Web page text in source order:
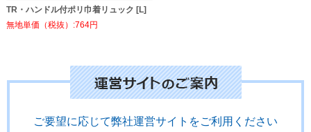
TR・ハンドル付ポリ巾着リュック [L]
無地単価（税抜）:764円
ご要望に応じて弊社運営サイトをご利用ください